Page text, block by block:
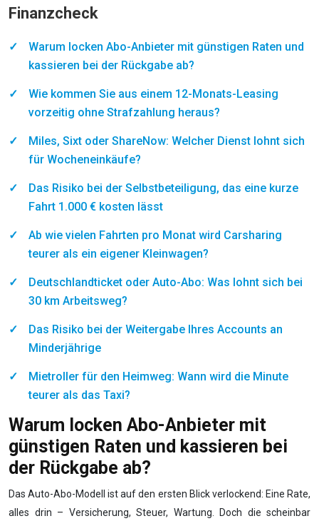
Finanzcheck
Warum locken Abo-Anbieter mit günstigen Raten und
kassieren bei der Rückgabe ab?
Wie kommen Sie aus einem 12-Monats-Leasing
vorzeitig ohne Strafzahlung heraus?
Miles, Sixt oder ShareNow: Welcher Dienst lohnt sich
für Wocheneinkäufe?
Das Risiko bei der Selbstbeteiligung, das eine kurze
Fahrt 1.000 € kosten lässt
Ab wie vielen Fahrten pro Monat wird Carsharing
teurer als ein eigener Kleinwagen?
Deutschlandticket oder Auto-Abo: Was lohnt sich bei
30 km Arbeitsweg?
Das Risiko bei der Weitergabe Ihres Accounts an
Minderjährige
Mietroller für den Heimweg: Wann wird die Minute
teurer als das Taxi?
Warum locken Abo-Anbieter mit
günstigen Raten und kassieren bei
der Rückgabe ab?
Das Auto-Abo-Modell ist auf den ersten Blick verlockend: Eine Rate,
alles drin – Versicherung, Steuer, Wartung. Doch die scheinbar